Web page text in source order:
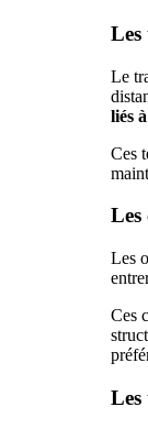
Les
Le
liés
Ces
Les
Les
Ces
Les